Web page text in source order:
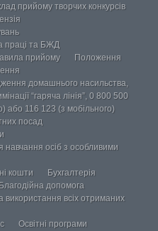
прийому творчих конкурсів
праці та БЖД
прийому
Положення
домашнього насильства,
“гаряча лінія”, 0 800 500
або 116 123 (з мобільного)
посад
навчання осіб з особливими
кошти
Бухгалтерія
Благодійна допомога
використання всіх отриманих
Освітні програми